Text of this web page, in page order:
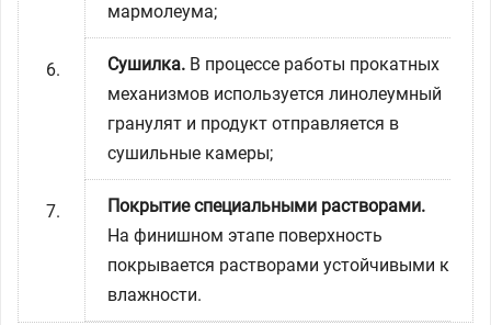
мармолеума;
Сушилка. В процессе работы прокатных
механизмов используется линолеумный
гранулят и продукт отправляется в
сушильные камеры;
Покрытие специальными растворами.
На финишном этапе поверхность
покрывается растворами устойчивыми к
влажности.